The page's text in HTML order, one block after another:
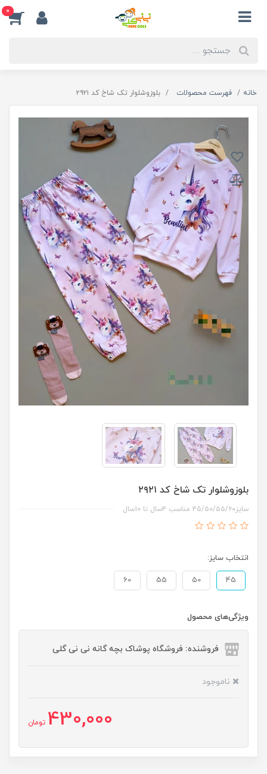
0
خانه فهرست محصولات بلوزوشلوار تک شاخ کد ۲۹۲۱
بلوزوشلوار تک شاخ کد ۲۹۲۱
سایز۴۵/۵۰/۵۵/۶۰ مناسب ۴سال تا ۱۰سال
انتخاب سایز:
45
50
55
60
ویژگی‌های محصول
فروشنده: فروشگاه پوشاک بچه گانه نی نی گلی
ناموجود
430,000 تومان